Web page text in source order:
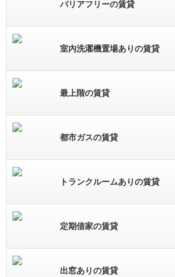
バリアフリーの賃貸
室内洗濯機置場ありの賃貸
最上階の賃貸
都市ガスの賃貸
トランクルームありの賃貸
定期借家の賃貸
出窓ありの賃貸